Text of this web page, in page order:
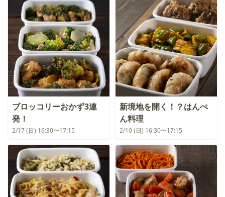
ブロッコリーおかず3連
発！
2/17 (日) 16:30〜17:15
新境地を開く！？はんぺ
ん料理
2/10 (日) 16:30〜17:15